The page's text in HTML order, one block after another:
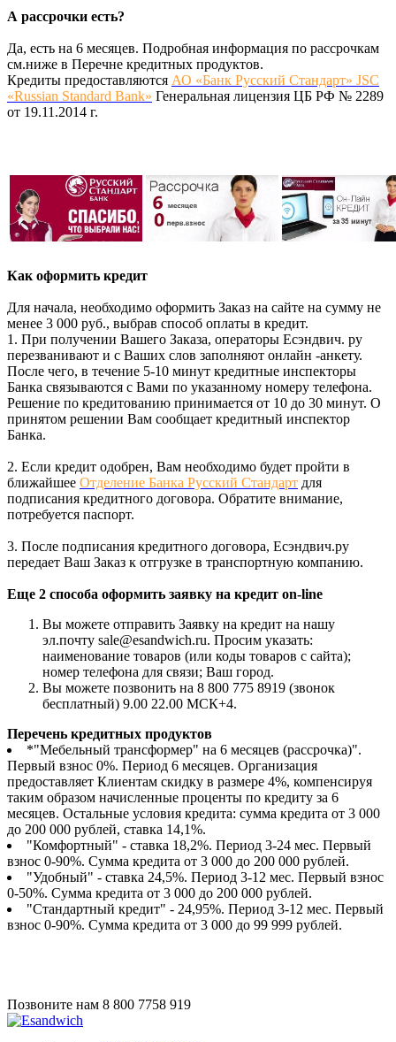
А рассрочки есть?
Да, есть на 6 месяцев. Подробная информация по рассрочкам
см.ниже в Перечне кредитных продуктов.
Кредиты предоставляются АО «Банк Русский Стандарт» JSC
«Russian Standard Bank» Генеральная лицензия ЦБ РФ № 2289
от 19.11.2014 г.
Как оформить кредит
Для начала, необходимо оформить Заказ на сайте на сумму не
менее 3 000 руб., выбрав способ оплаты в кредит.
1. При получении Вашего Заказа, операторы Есэндвич. ру
перезванивают и с Ваших слов заполняют онлайн -анкету.
После чего, в течение 5-10 минут кредитные инспекторы
Банка связываются с Вами по указанному номеру телефона.
Решение по кредитованию принимается от 10 до 30 минут. О
принятом решении Вам сообщает кредитный инспектор
Банка.
2. Если кредит одобрен, Вам необходимо будет пройти в
ближайшее Отделение Банка Русский Стандарт для
подписания кредитного договора. Обратите внимание,
потребуется паспорт.
3. После подписания кредитного договора, Есэндвич.ру
передает Ваш Заказ к отгрузке в транспортную компанию.
Еще 2 способа оформить заявку на кредит on-line
Вы можете отправить Заявку на кредит на нашу
эл.почту sale@esandwich.ru. Просим указать:
наименование товаров (или коды товаров с сайта);
номер телефона для связи; Ваш город.
Вы можете позвонить на 8 800 775 8919 (звонок
бесплатный) 9.00 22.00 МСК+4.
Перечень кредитных продуктов
*"Мебельный трансформер" на 6 месяцев (рассрочка)".
Первый взнос 0%. Период 6 месяцев. Организация
предоставляет Клиентам скидку в размере 4%, компенсируя
таким образом начисленные проценты по кредиту за 6
месяцев. Остальные условия кредита: сумма кредита от 3 000
до 200 000 рублей, ставка 14,1%.
"Комфортный" - ставка 18,2%. Период 3-24 мес. Первый
взнос 0-90%. Сумма кредита от 3 000 до 200 000 рублей.
"Удобный" - ставка 24,5%. Период 3-12 мес. Первый взнос
0-50%. Сумма кредита от 3 000 до 200 000 рублей.
"Стандартный кредит" - 24,95%. Период 3-12 мес. Первый
взнос 0-90%. Сумма кредита от 3 000 до 99 999 рублей.
Позвоните нам 8 800 7758 919